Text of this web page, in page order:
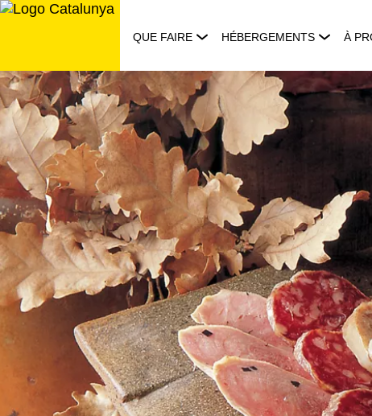
Aller
QUE FAIRE HÉBERGEMENTS À